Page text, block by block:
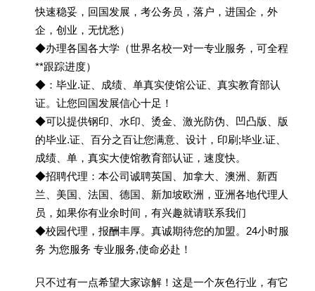
快速稳妥，回国发展，考公务员，落户，进国企，外
企，创业，无忧愁）
◆办理各国各大学（世界名校一对一专业服务，可全程
**跟踪进度）
◆：毕业.证、成绩、单真实使馆公证、真实教育部认
证。让您回国发展信心十足！
◆可以提供钢印、水印、烫金、激光防伪、凹凸版、版
的毕业.证、百分之百让您满意、设计，印刷;毕业.证、
成绩、单，真实大使馆教育部认证，速度快。
◆招聘代理：本公司诚聘英国、加拿大、澳洲、新西
兰、美国、法国、德国、新加坡欧洲，亚洲各地代理人
员，如果你有业余时间，有兴趣就请联系我们
◆校园代理，报酬丰厚。真诚期待您的加盟。24小时服
务 为您服务 专业服务,使命必赴！
只不过有一点希望大家谅解！这是一个灰色行业，有它